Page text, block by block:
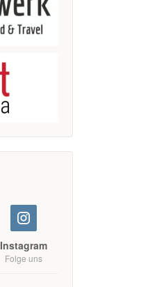
Instagram
Folge uns